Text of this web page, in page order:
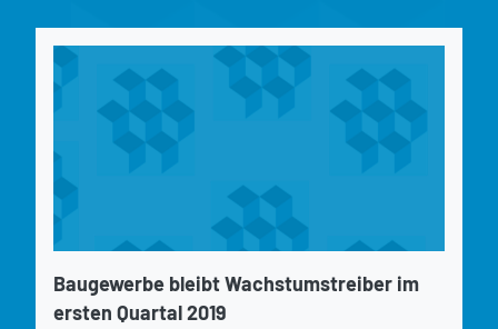
Baugewerbe bleibt Wachstumstreiber im
ersten Quartal 2019